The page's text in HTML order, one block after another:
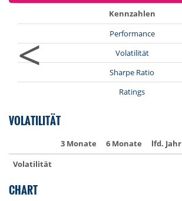
<
Kennzahlen
Performance
Volatilität
Sharpe Ratio
Ratings
VOLATILITÄT
3 Monate 6 Monate lfd. Jahr
Volatilität
CHART